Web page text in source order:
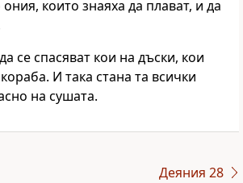
които знаяха да плават, и да
се спасяват кои на дъски, кои
И така стана та всички
на сушата.
Деяния 28